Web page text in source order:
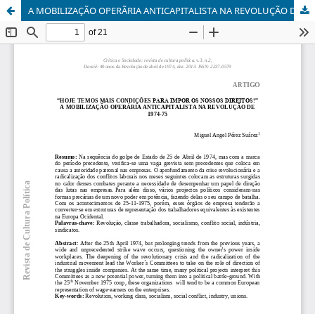
A MOBILIZAÇÃO OPERÃRIA ANTICAPITALISTA NA REVOLUÇÃO DE 1974-75